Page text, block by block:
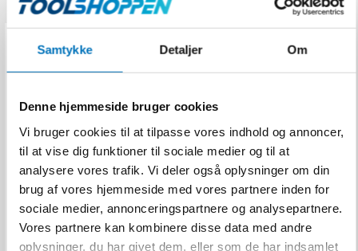
Samtykke Detaljer Om
Denne hjemmeside bruger cookies
Vi bruger cookies til at tilpasse vores indhold og annoncer,
til at vise dig funktioner til sociale medier og til at
analysere vores trafik. Vi deler også oplysninger om din
brug af vores hjemmeside med vores partnere inden for
sociale medier, annonceringspartnere og analysepartnere.
Vores partnere kan kombinere disse data med andre
oplysninger, du har givet dem, eller som de har indsamlet
Med målene 19 x 18 x 28 cm og en vægt på 2,8 kg er denne
varmeblæser let at placere og flytte rundt efter behov.
Effekt
2 kW
Frekvens
50 Hz
Certificering
IPX4
Varmeblæser 9 kW
N100005008